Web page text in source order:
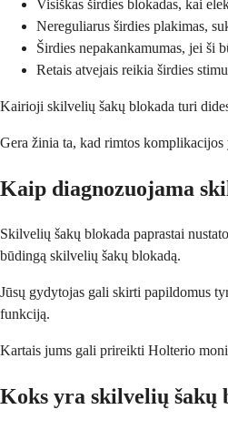
Visiškas širdies blokadas, kai
Nereguliarus širdies plakimas,
Širdies nepakankamumas, jei ši
Retais atvejais reikia širdies
Kairioji skilvelių šakų blokada turi
Gera žinia ta, kad rimtos
Kaip diagnozuojama
Skilvelių šakų blokada paprastai
būdingą skilvelių šakų blokadą.
Jūsų gydytojas gali skirti papildomus
funkciją.
Kartais jums gali prireikti Holterio
Koks yra skilvelių šakų